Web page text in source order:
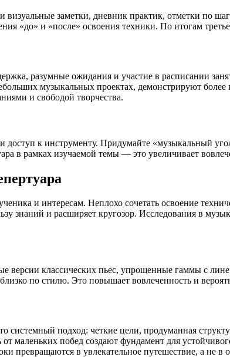
визуальные заметки, дневник практик, отметки
«до» и «после» освоения техники. По итогам
разумные ожидания и участие в расписании
музыкальных проектах, демонстрируют
и свободой творчества.
и доступ к инструменту. Придумайте «музыкальный
в рамках изучаемой темы — это увеличивает
и интересам. Неплохо сочетать освоение
знаний и расширяет кругозор. Исследования в
версии классических пьес, упрощенные гаммы с
по стилю. Это повышает вовлеченность и
системный подход: четкие цели, продуманная
от маленьких побед создают фундамент для
превращаются в увлекательное путешествие, а не в